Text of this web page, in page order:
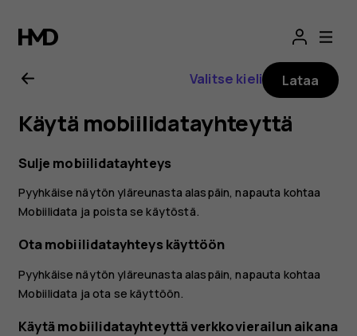
Nokia
3.2
käyttöopas
Valitse kieli Lataa
Käytä mobiilidatayhteyttä
Sulje mobiilidatayhteys
Pyyhkäise näytön yläreunasta alaspäin, napauta kohtaa
Mobiilidata ja poista se käytöstä.
Ota mobiilidatayhteys käyttöön
Pyyhkäise näytön yläreunasta alaspäin, napauta kohtaa
Mobiilidata ja ota se käyttöön.
Käytä mobiilidatayhteyttä verkkovierailun aikana